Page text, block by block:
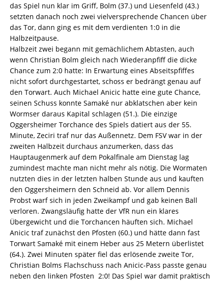
das Spiel nun klar im Griff, Bolm (37.) und Liesenfeld (43.)
setzten danach noch zwei vielversprechende Chancen über
das Tor, dann ging es mit dem verdienten 1:0 in die
Halbzeitpause.
Halbzeit zwei begann mit gemächlichem Abtasten, auch
wenn Christian Bolm gleich nach Wiederanpfiff die dicke
Chance zum 2:0 hatte: In Erwartung eines Abseitspfiffes
nicht sofort durchgestartet, schoss er bedrängt genau auf
den Torwart. Auch Michael Anicic hatte eine gute Chance,
seinen Schuss konnte Samaké nur abklatschen aber kein
Wormser daraus Kapital schlagen (51.). Die einzige
Oggersheimer Torchance des Spiels datiert aus der 55.
Minute, Zeciri traf nur das Außennetz. Dem FSV war in der
zweiten Halbzeit durchaus anzumerken, dass das
Hauptaugenmerk auf dem Pokalfinale am Dienstag lag 
zumindest machte man nicht mehr als nötig. Die Wormaten
nutzten dies in der letzten halben Stunde aus und kauften
den Oggersheimern den Schneid ab. Vor allem Dennis
Probst warf sich in jeden Zweikampf und gab keinen Ball
verloren. Zwangsläufig hatte der VfR nun ein klares
Übergewicht und die Torchancen häuften sich. Michael
Anicic traf zunächst den Pfosten (60.) und hätte dann fast
Torwart Samaké mit einem Heber aus 25 Metern überlistet
(64.). Zwei Minuten später fiel das erlösende zweite Tor,
Christian Bolms Flachschuss nach Anicic-Pass passte genau
neben den linken Pfosten  2:0! Das Spiel war damit praktisch